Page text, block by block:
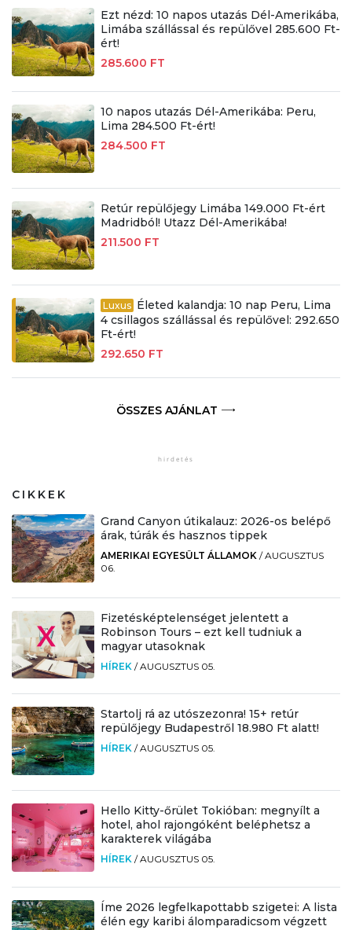
Ezt nézd: 10 napos utazás Dél-Amerikába,
Limába szállással és repülővel 285.600 Ft-
ért!
285.600 FT
10 napos utazás Dél-Amerikába: Peru,
Lima 284.500 Ft-ért!
284.500 FT
Retúr repülőjegy Limába 149.000 Ft-ért
Madridból! Utazz Dél-Amerikába!
211.500 FT
Luxus Életed kalandja: 10 nap Peru, Lima
4 csillagos szállással és repülővel: 292.650
Ft-ért!
292.650 FT
ÖSSZES AJÁNLAT
CIKKEK
Grand Canyon útikalauz: 2026-os belépő
árak, túrák és hasznos tippek
AMERIKAI EGYESÜLT ÁLLAMOK /AUGUSZTUS
06.
Fizetésképtelenséget jelentett a
Robinson Tours – ezt kell tudniuk a
magyar utasoknak
HÍREK /AUGUSZTUS 05.
Startolj rá az utószezonra! 15+ retúr
repülőjegy Budapestről 18.980 Ft alatt!
HÍREK /AUGUSZTUS 05.
Hello Kitty-őrület Tokióban: megnyílt a
hotel, ahol rajongóként beléphetsz a
karakterek világába
HÍREK /AUGUSZTUS 05.
Íme 2026 legfelkapottabb szigetei: A lista
élén egy karibi álomparadicsom végzett